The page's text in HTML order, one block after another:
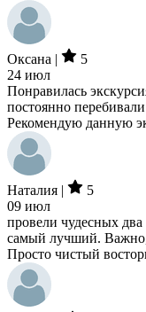
Оксана |
5
24 июл
Понравилась
постоянно
Рекомендую данную
Наталия |
5
09 июл
провели чудесных
самый лучший.
Просто чистый